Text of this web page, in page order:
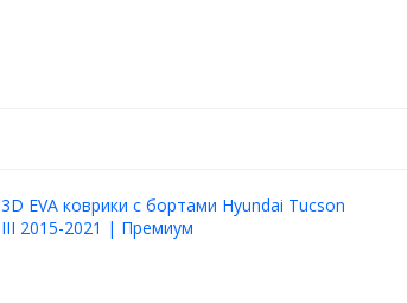
3D EVA коврики с бортами Hyundai Tucson
III 2015-2021 | Премиум